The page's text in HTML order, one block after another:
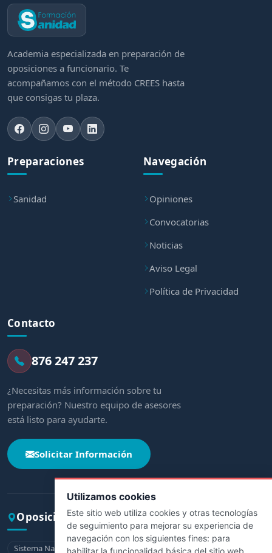
Utilizamos cookies
Este sitio web utiliza cookies y otras tecnologías
de seguimiento para mejorar su experiencia de
navegación con los siguientes fines: para
habilitar la funcionalidad básica del sitio web
Academia especializada en preparación de
oposiciones a funcionario. Te
acompañamos con el método CREES hasta
que consigas tu plaza.
Preparaciones
Sanidad
Navegación
Opiniones
Convocatorias
Noticias
Aviso Legal
Política de Privacidad
Contacto
876 247 237
¿Necesitas más información sobre tu
preparación? Nuestro equipo de asesores
está listo para ayudarte.
Solicitar Información
Oposiciones por comunidad
Sistema Nacional de Salud Andalucía Aragón Asturias